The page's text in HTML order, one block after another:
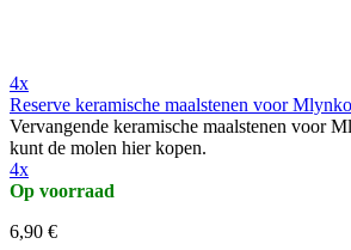
4x
Reserve keramische maalstenen voor
Vervangende keramische maalstenen voor
kunt de molen hier kopen.
4x
Op voorraad
6,90 €